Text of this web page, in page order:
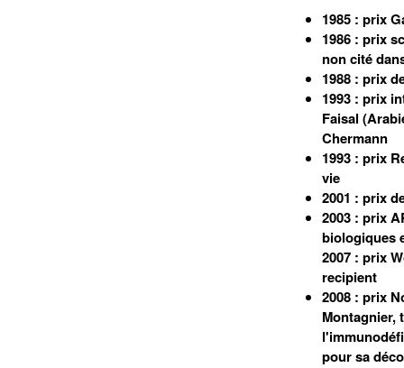
1985 : prix
1986 : prix
non cité
1988 : prix
1993 : prix
Faisal
Chermann
1993 : prix
vie
2001 : prix
2003 : prix
biologiques
2007 : prix
recipient
2008 : prix
Montagnier,
pour sa